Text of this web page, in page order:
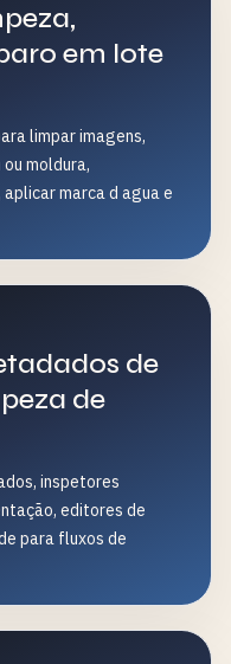
em lote
limpar imagens,
moldura,
marca d agua e
de
de
inspetores
editores de
para fluxos de